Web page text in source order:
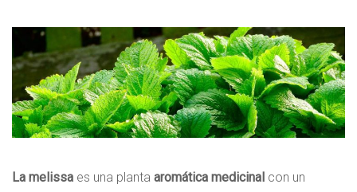
La melissa es una planta aromática medicinal con un